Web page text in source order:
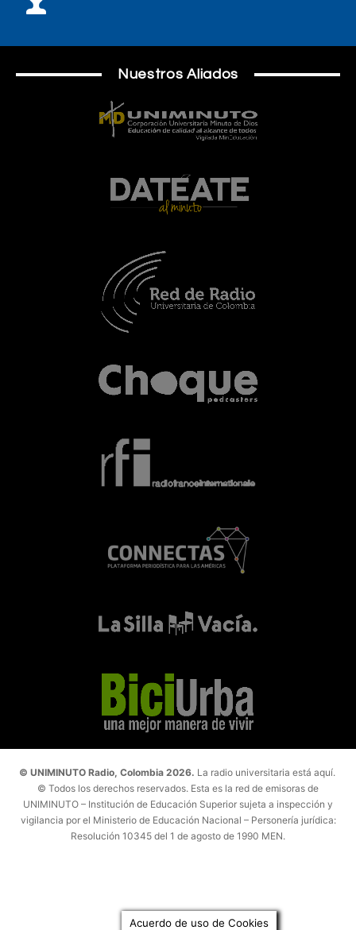
Nuestros Aliados
© UNIMINUTO Radio, Colombia 2026. La radio universitaria está aquí.
© Todos los derechos reservados. Esta es la red de emisoras de
UNIMINUTO – Institución de Educación Superior sujeta a inspección y
vigilancia por el Ministerio de Educación Nacional – Personería jurídica:
Resolución 10345 del 1 de agosto de 1990 MEN.
Acuerdo de uso de Cookies